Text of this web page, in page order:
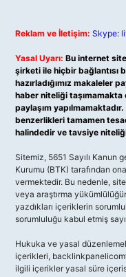
Reklam ve İletişim: Skype:
Yasal Uyarı: Bu internet
şirketi ile hiçbir bağlantısı
hazırladığımız makaleler
haber niteliği taşımamakta
paylaşım
benzerlikleri tamamen
halindedir ve tavsiye
Sitemiz, 5651 Sayılı Kanun
Kurumu (BTK) tarafından
vermektedir. Bu nedenle,
veya araştırma
yazdıkları içeriklerin
sorumluluğu kabul etmiş
Hukuka ve yasal
içerikleri,
ilgili içerikler yasal süre